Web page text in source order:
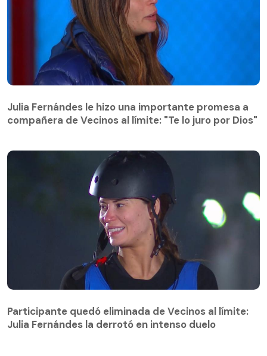
compañera de Vecinos al límite: "Te lo juro por Dios"
Julia Fernándes le hizo una importante promesa a
compañera de Vecinos al límite: "Te lo juro por Dios"
Julia Fernándes la derrotó en intenso duelo
Participante quedó eliminada de Vecinos al límite:
Julia Fernándes la derrotó en intenso duelo